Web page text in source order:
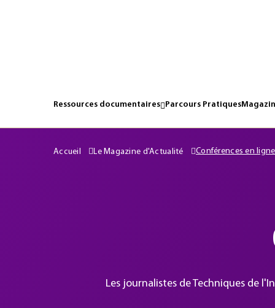
Ressources documentaires Parcours Pratiques
Accueil Le Magazine d'Actualité Conférences en ligne
Les journalistes de Techniques de